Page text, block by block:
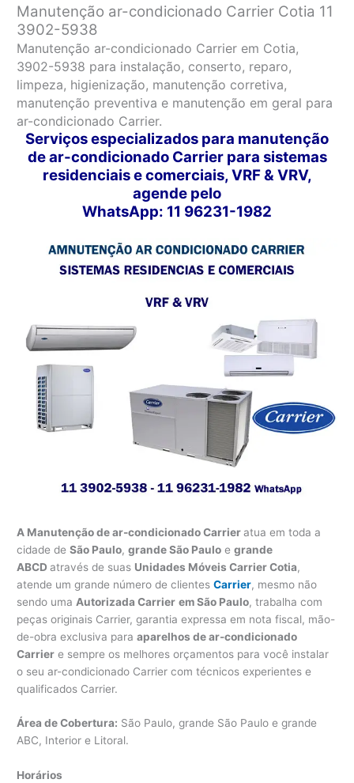
Manutenção ar-condicionado Carrier Cotia 11
3902-5938
Manutenção ar-condicionado Carrier em Cotia,
3902-5938 para instalação, conserto, reparo,
limpeza, higienização, manutenção corretiva,
manutenção preventiva e manutenção em geral para
ar-condicionado Carrier.
Serviços especializados para manutenção
de ar-condicionado Carrier para sistemas
residenciais e comerciais, VRF & VRV,
agende pelo
WhatsApp: 11 96231-1982
A Manutenção de ar-condicionado Carrieratua em toda a
cidade deSão Paulo,grande São Paulo egrande
ABCDatravés de suas Unidades Móveis Carrier Cotia,
atende um grande número de clientesCarrier, mesmo não
sendo uma Autorizada Carrier em São Paulo, trabalha com
peças originais Carrier, garantia expressa em nota fiscal, mão-
de-obra exclusiva paraaparelhos de ar-condicionado
Carrier e sempre os melhores orçamentos para você instalar
o seu ar-condicionado Carrier com técnicos experientes e
qualificados Carrier.
Área de Cobertura: São Paulo, grande São Paulo e grande
ABC, Interior e Litoral.
Horários